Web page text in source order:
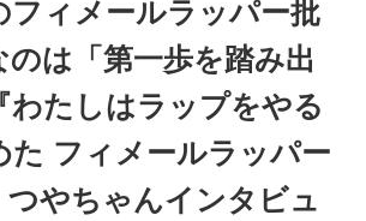
フィメールラッパー批
は「第一歩を踏み出
わたしはラップをやる
た フィメールラッパー
やちゃんインタビュ